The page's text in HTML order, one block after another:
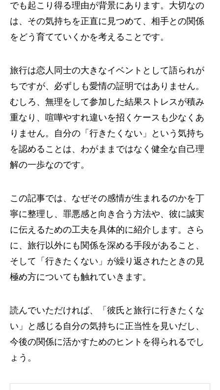
でも起こり得る理由が背景にあります。大切なの
は、その気持ちを正直に見つめて、相手との関係
をどう育てていくかを考えることです。
旅行は恋人同士の大きなイベントとして語られが
ちですが、必ずしも愛情の証明ではありません。
むしろ、無理をして参加した結果ストレスが積み
重なり、喧嘩やすれ違いを招くケースも少なくあ
りません。自分の「行きたくない」という気持ち
を認めることは、わがままではなく健全な自己理
解の一歩なのです。
この記事では、なぜその感情が生まれるのかを丁
寧に整理し、罪悪感と向き合う方法や、彼に誠実
に伝えるための工夫を具体的に紹介します。さら
に、旅行以外にも関係を深める手段があること、
そして「行きたくない」が繰り返されたときの見
極め方についても触れていきます。
読んでいただければ、「彼氏と旅行に行きたくな
い」と感じる自分の気持ちに正当性を見いだし、
今後の関係に活かすためのヒントを得られるでし
ょう。